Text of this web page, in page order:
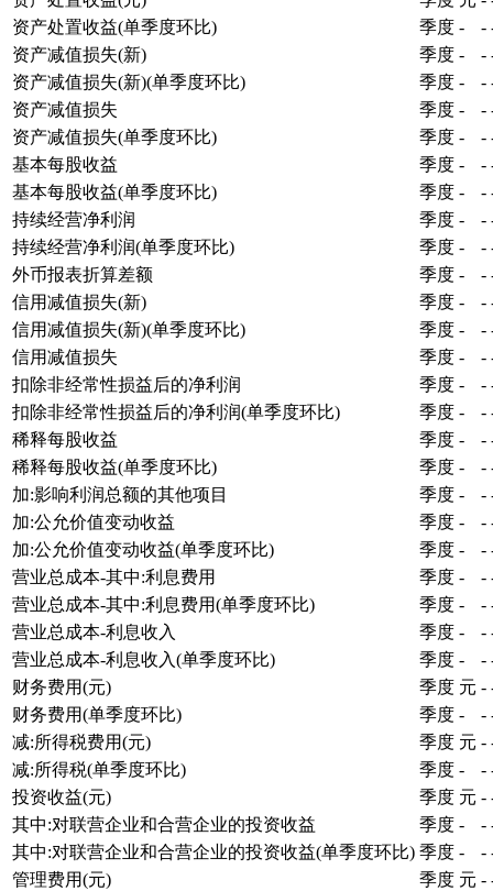
资产处置收益(单季度环比)
季度 - -
资产减值损失(新)
季度 - -
资产减值损失(新)(单季度环比)
季度 - -
资产减值损失
季度 - -
资产减值损失(单季度环比)
季度 - -
基本每股收益
季度 - -
基本每股收益(单季度环比)
季度 - -
持续经营净利润
季度 - -
持续经营净利润(单季度环比)
季度 - -
外币报表折算差额
季度 - -
信用减值损失(新)
季度 - -
信用减值损失(新)(单季度环比)
季度 - -
信用减值损失
季度 - -
扣除非经常性损益后的净利润
季度 - -
扣除非经常性损益后的净利润(单季度环比)
季度 - -
稀释每股收益
季度 - -
稀释每股收益(单季度环比)
季度 - -
加:影响利润总额的其他项目
季度 - -
加:公允价值变动收益
季度 - -
加:公允价值变动收益(单季度环比)
季度 - -
营业总成本-其中:利息费用
季度 - -
营业总成本-其中:利息费用(单季度环比)
季度 - -
营业总成本-利息收入
季度 - -
营业总成本-利息收入(单季度环比)
季度 - -
财务费用(元)
季度 元 -
财务费用(单季度环比)
季度 - -
减:所得税费用(元)
季度 元 -
减:所得税(单季度环比)
季度 - -
投资收益(元)
季度 元 -
其中:对联营企业和合营企业的投资收益
季度 - -
其中:对联营企业和合营企业的投资收益(单季度环比) 季度 - -
管理费用(元)
季度 元 -